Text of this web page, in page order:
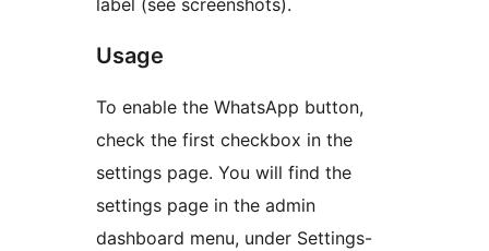
label (see screenshots).
Usage
To enable the WhatsApp button,
check the first checkbox in the
settings page. You will find the
settings page in the admin
dashboard menu, under Settings-